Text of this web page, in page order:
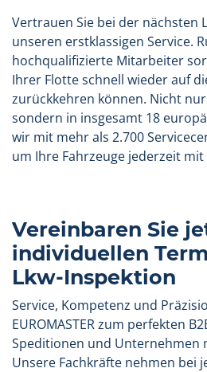
Vertrauen Sie bei der nächsten
unseren erstklassigen Service.
hochqualifizierte Mitarbeiter
Ihrer Flotte schnell wieder auf
zurückkehren können. Nicht
sondern in insgesamt 18
wir mit mehr als 2.700
um Ihre Fahrzeuge jederzeit
Vereinbaren Sie
individuellen
Lkw-Inspektion
Service, Kompetenz und
EUROMASTER zum perfekten
Speditionen und Unternehmen
Unsere Fachkräfte nehmen bei